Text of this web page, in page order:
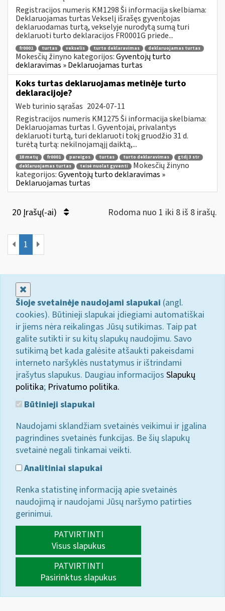
Registracijos numeris KM1298 Ši informacija skelbiama:
Deklaruojamas turtas Vekselį išrašęs gyventojas
deklaruodamas turtą, vekselyje nurodytą sumą turi
deklaruoti turto deklaracijos FR0001G priede...
fr0001 turtas vekselis turto deklaravimas deklaruojamas turtas
Mokesčių žinyno kategorijos:Gyventojų turto
deklaravimas » Deklaruojamas turtas
Koks turtas deklaruojamas metinėje turto
deklaracijoje?
Web turinio sąrašas 2024-07-11
Registracijos numeris KM1275 Ši informacija skelbiama:
Deklaruojamas turtas I. Gyventojai, privalantys
deklaruoti turtą, turi deklaruoti tokį gruodžio 31 d.
turėtą turtą: nekilnojamąjį daiktą,...
18 metų fr0001 pareigos turtas turto deklaravimas
gtdį 3 str
deklaruojamas turtas
teisė nuolat gyventi
Mokesčių žinyno
kategorijos:Gyventojų turto deklaravimas »
Deklaruojamas turtas
20 Įrašų(-ai) Rodoma nuo 1 iki 8 iš 8 irašų.
1
Šioje svetainėje naudojami slapukai (angl.
cookies). Būtinieji slapukai įdiegiami automatiškai
ir jiems nėra reikalingas Jūsų sutikimas. Taip pat
galite sutikti ir su kitų slapukų naudojimu. Savo
sutikimą bet kada galėsite atšaukti pakeisdami
interneto naršyklės nustatymus ir ištrindami
įrašytus slapukus. Daugiau informacijos Slapukų
politika; Privatumo politika.
Būtinieji slapukai
Naudojami sklandžiam svetainės veikimui ir įgalina
pagrindines svetainės funkcijas. Be šių slapukų
svetainė negali tinkamai veikti.
Analitiniai slapukai
Renka statistinę informaciją apie svetainės
naudojimą ir naudojami Jūsų naršymo patirties
gerinimui.
PATVIRTINTI
Visus slapukus
PATVIRTINTI
Pasirinktus slapukus